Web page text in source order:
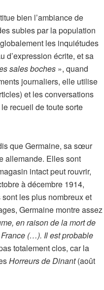
bien l’ambiance de
subies par la population
les inquiétudes
d’expression écrite, et sa
sales boches », quand
journaliers, elle utilise
et les conversations
recueil de toute sorte
que Germaine, sa sœur
allemande. Elles sont
intact peut rouvrir,
à décembre 1914,
les plus nombreux et
Germaine montre assez
en raison de la mort de
(…). Il est probable
totalement clos, car la
Horreurs de Dinant(août